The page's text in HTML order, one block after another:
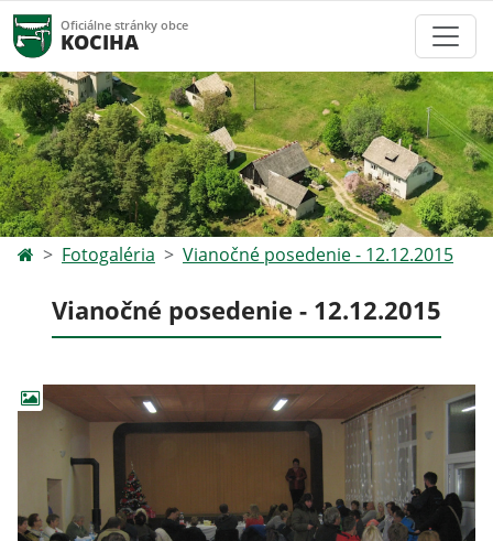
Oficiálne stránky obce
KOCIHA
Fotogaléria Vianočné posedenie - 12.12.2015
Vianočné posedenie - 12.12.2015